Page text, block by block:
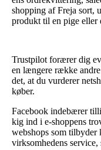
shopping af Freja sort,
produkt til en pige eller
Trustpilot forærer dig
en længere række andre
det, at du vurderer
køber.
Facebook indebærer
kig ind i e-shoppens
webshops som tilbyder
virksomhedens